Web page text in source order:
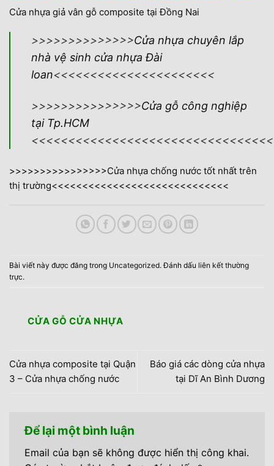
Cửa nhựa giả vân gỗ composite tại Đồng Nai
>>>>>>>>>>>>>>Cửa nhựa chuyên lắp
nhà vệ sinh cửa nhựa Đài
loan<<<<<<<<<<<<<<<<<<<<<<
>>>>>>>>>>>>>>>Cửa gỗ công nghiệp
tại Tp.HCM
>>>>>>>>>>>>>>>>Cửa nhựa chống nước tốt nhất trên
thị trường<<<<<<<<<<<<<<<<<<<<<<<<<<<<<
Bài viết này được đăng trong Uncategorized. Đánh dấu liên kết thường
trực.
CỬA GỖ CỬA NHỰA
Cửa nhựa composite tại Quận
3 – Cửa nhựa chống nước
Báo giá các dòng cửa nhựa
tại Dĩ An Bình Dương
Để lại một bình luận
Email của bạn sẽ không được hiển thị công khai.